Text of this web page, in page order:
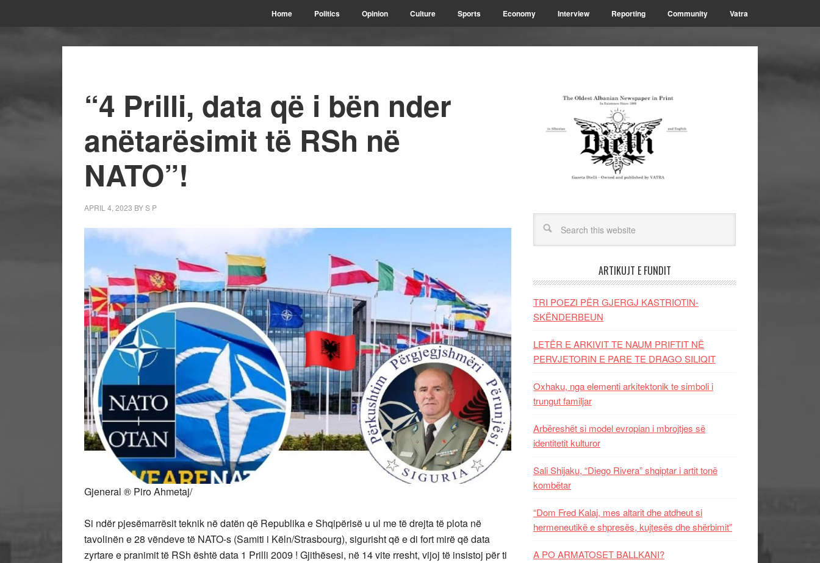
Home Politics Opinion Culture Sports Economy Interview Reporting Community Vatra
“4 Prilli, data që i bën nder
anëtarësimit të RSh në
NATO”!
APRIL 4, 2023 BYS P
Gjeneral ® Piro Ahmetaj/
Si ndër pjesëmarrësit teknik në datën që Republika e Shqipërisë u ul me të drejta të plota në
tavolinën e 28 vëndeve të NATO-s (Samiti i Këln/Strasbourg), sigurisht që e di fort mirë që data
zyrtare e pranimit të RSh është data 1 Prilli 2009 ! Gjithësesi, në 14 vite rresht, vijoj të insistoj për ti
ARTIKUJT E FUNDIT
TRI POEZI PËR GJERGJ KASTRIOTIN-
SKËNDERBEUN
LETËR E ARKIVIT TE NAUM PRIFTIT NË
PERVJETORIN E PARE TE DRAGO SILIQIT
Oxhaku, nga elementi arkitektonik te simboli i
trungut familjar
Arbëreshët si model evropian i mbrojtjes së
identitetit kulturor
Sali Shijaku, “Diego Rivera” shqiptar i artit tonë
kombëtar
“Dom Fred Kalaj, mes altarit dhe atdheut si
hermeneutikë e shpresës, kujtesës dhe shërbimit”
A PO ARMATOSET BALLKANI?